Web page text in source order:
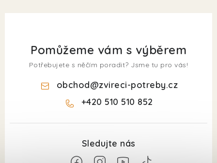
Pomůžeme vám s výběrem
Potřebujete s něčím poradit? Jsme tu pro vás!
obchod@zvireci-potreby.cz
+420 510 510 852